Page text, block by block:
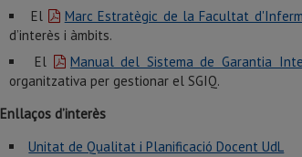
El
Marc Estratègic de la Facultat
d’interès i àmbits.
El
Manual del Sistema de Garantia
organitzativa per gestionar el SGIQ.
Enllaços d’interès
Unitat de Qualitat i Planificació Docent UdL